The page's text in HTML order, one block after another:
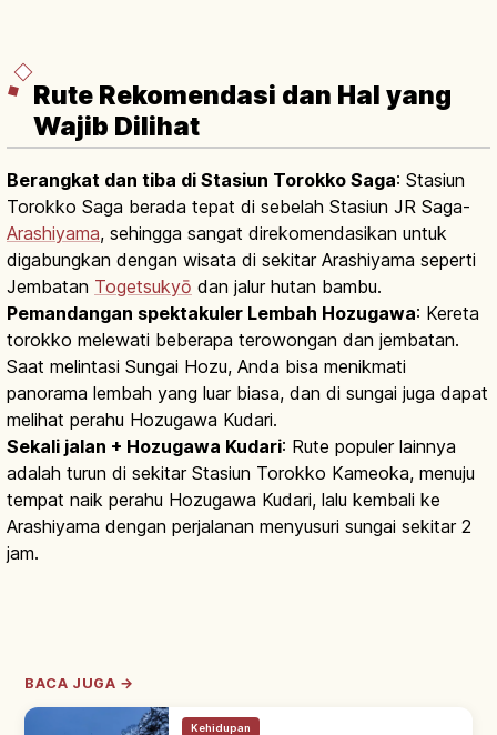
Rute Rekomendasi dan Hal yang
Wajib Dilihat
Berangkat dan tiba di Stasiun Torokko Saga: Stasiun
Torokko Saga berada tepat di sebelah Stasiun JR Saga-
Arashiyama, sehingga sangat direkomendasikan untuk
digabungkan dengan wisata di sekitar Arashiyama seperti
Jembatan Togetsukyō dan jalur hutan bambu.
Pemandangan spektakuler Lembah Hozugawa: Kereta
torokko melewati beberapa terowongan dan jembatan.
Saat melintasi Sungai Hozu, Anda bisa menikmati
panorama lembah yang luar biasa, dan di sungai juga dapat
melihat perahu Hozugawa Kudari.
Sekali jalan + Hozugawa Kudari: Rute populer lainnya
adalah turun di sekitar Stasiun Torokko Kameoka, menuju
tempat naik perahu Hozugawa Kudari, lalu kembali ke
Arashiyama dengan perjalanan menyusuri sungai sekitar 2
jam.
BACA JUGA →
Kehidupan